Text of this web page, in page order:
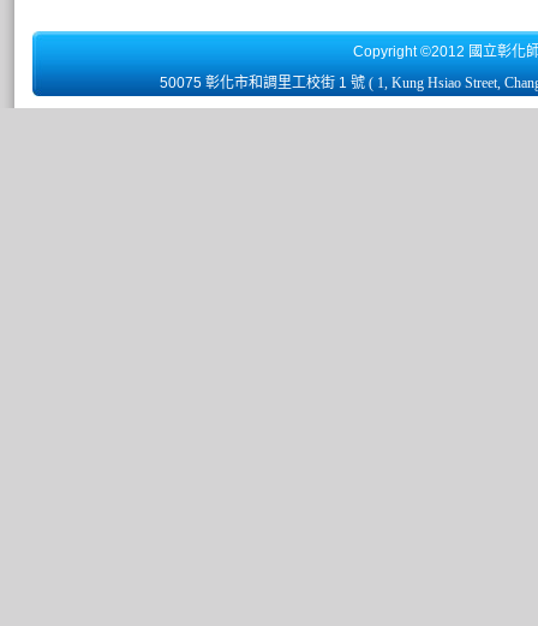
Copyright ©2012 國立彰化
50075 彰化市和調里工校街 1 號 ( 1, Kung Hsiao Street,